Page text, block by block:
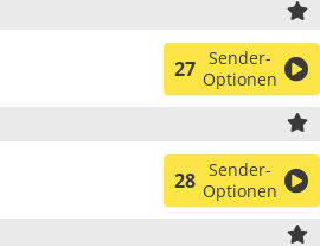
27 Sender-
Optionen
28 Sender-
Optionen